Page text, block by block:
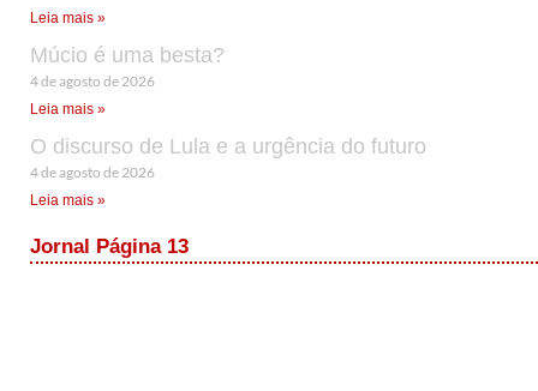
Leia mais »
Múcio é uma besta?
4 de agosto de 2026
Leia mais »
O discurso de Lula e a urgência do futuro
4 de agosto de 2026
Leia mais »
Jornal Página 13